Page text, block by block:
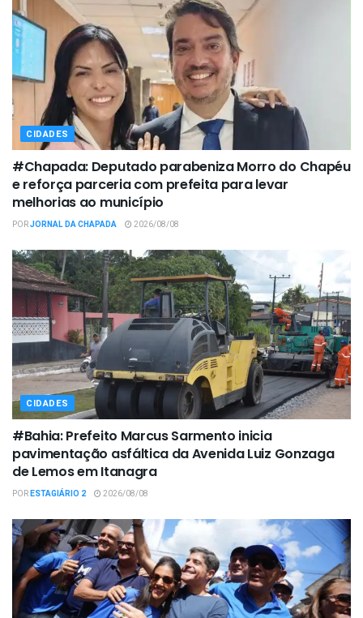
CIDADES
#Chapada: Deputado parabeniza Morro do Chapéu
e reforça parceria com prefeita para levar
melhorias ao município
PORJORNAL DA CHAPADA 2026/08/08
CIDADES
#Bahia: Prefeito Marcus Sarmento inicia
pavimentação asfáltica da Avenida Luiz Gonzaga
de Lemos em Itanagra
PORESTAGIÁRIO 2 2026/08/08